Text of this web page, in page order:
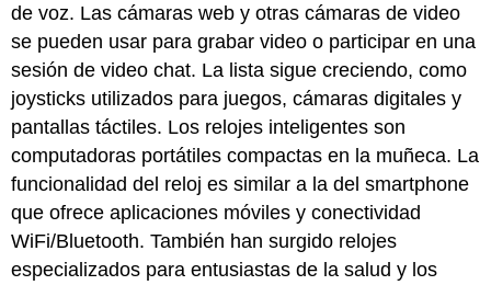
de voz. Las cámaras web y otras cámaras de video
se pueden usar para grabar video o participar en una
sesión de video chat. La lista sigue creciendo, como
joysticks utilizados para juegos, cámaras digitales y
pantallas táctiles. Los relojes inteligentesson
computadoras portátiles compactas en la muñeca. La
funcionalidad del reloj es similar a la del smartphone
que ofrece aplicaciones móviles y conectividad
WiFi/Bluetooth. También han surgido relojes
especializados para entusiastas de la salud y los